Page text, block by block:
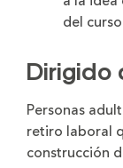
del
Dirigido
Personas
retiro laboral
construcción